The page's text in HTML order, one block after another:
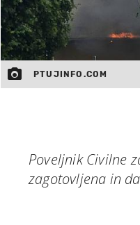
PTUJINFO.COM
Poveljnik Civilne
zagotovljena in